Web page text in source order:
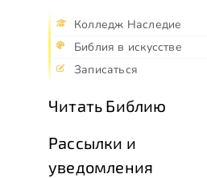
Колледж Наследие
Библия в искусстве
Записаться
Читать Библию
Рассылки и
уведомления